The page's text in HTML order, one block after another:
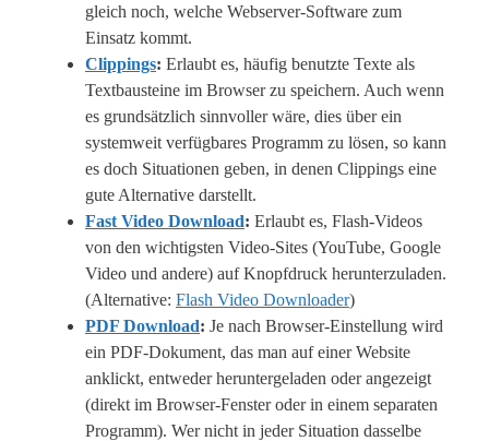
gleich noch, welche Webserver-Software zum
Einsatz kommt.
Clippings: Erlaubt es, häufig benutzte Texte als
Textbausteine im Browser zu speichern. Auch wenn
es grundsätzlich sinnvoller wäre, dies über ein
systemweit verfügbares Programm zu lösen, so kann
es doch Situationen geben, in denen Clippings eine
gute Alternative darstellt.
Fast Video Download: Erlaubt es, Flash-Videos
von den wichtigsten Video-Sites (YouTube, Google
Video und andere) auf Knopfdruck herunterzuladen.
(Alternative: Flash Video Downloader)
PDF Download: Je nach Browser-Einstellung wird
ein PDF-Dokument, das man auf einer Website
anklickt, entweder heruntergeladen oder angezeigt
(direkt im Browser-Fenster oder in einem separaten
Programm). Wer nicht in jeder Situation dasselbe